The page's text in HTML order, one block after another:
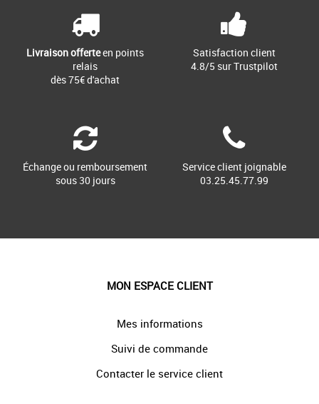
Livraison offerteen points
relais
dès 75€ d'achat
Satisfaction client
4.8/5 sur Trustpilot
Échange ou remboursement
sous 30 jours
Service client joignable
03.25.45.77.99
MON ESPACE CLIENT
Mes informations
Suivi de commande
Contacter le service client